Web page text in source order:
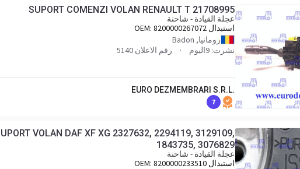
SUPORT COMENZI VOLAN RENAULT T 21708995
عجلة القيادة - شاحنة
استبدال OEM: 8200000267072
رومانيا, Badon
نشرت: 9اليوم
رقم الاعلان 5140
EURO DEZMEMBRARI S.R.L.
7
VOLAN DAF XF XG 2327632, 2294119, 3129109,
1843735, 3076829
عجلة القيادة - شاحنة
استبدال OEM: 8200000233510